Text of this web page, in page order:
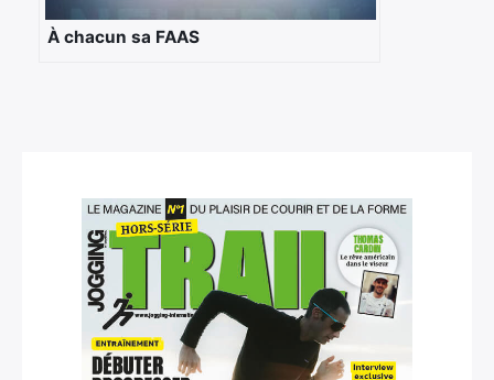
À chacun sa FAAS
Rechercher